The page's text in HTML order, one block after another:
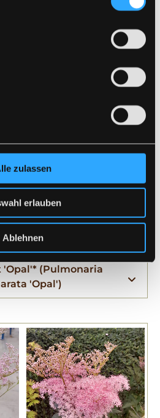
zulassen
erlauben
Ablehnen
(Pulmonaria
'Opal')